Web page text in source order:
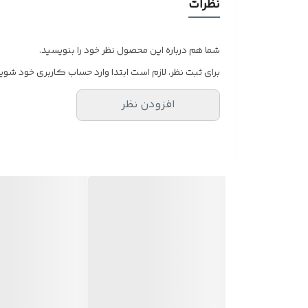
نظرات
شما هم درباره این محصول نظر خود را بنویسید.
برای ثبت نظر، لازم است ابتدا وارد حساب کاربری خود
افزودن نظر